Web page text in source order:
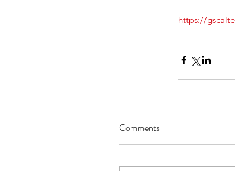
https://
Comments